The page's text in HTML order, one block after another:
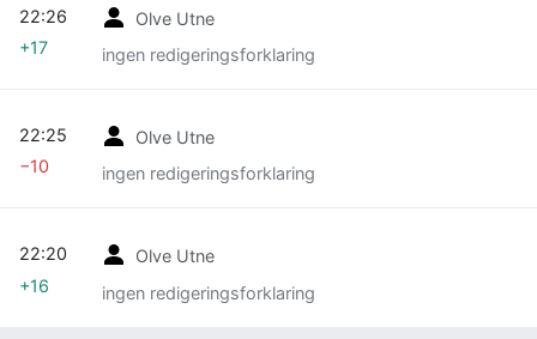
Olve Utne
ingen redigeringsforklaring
22:26
+17
Olve Utne
ingen redigeringsforklaring
22:25
−10
Olve Utne
ingen redigeringsforklaring
22:20
+16